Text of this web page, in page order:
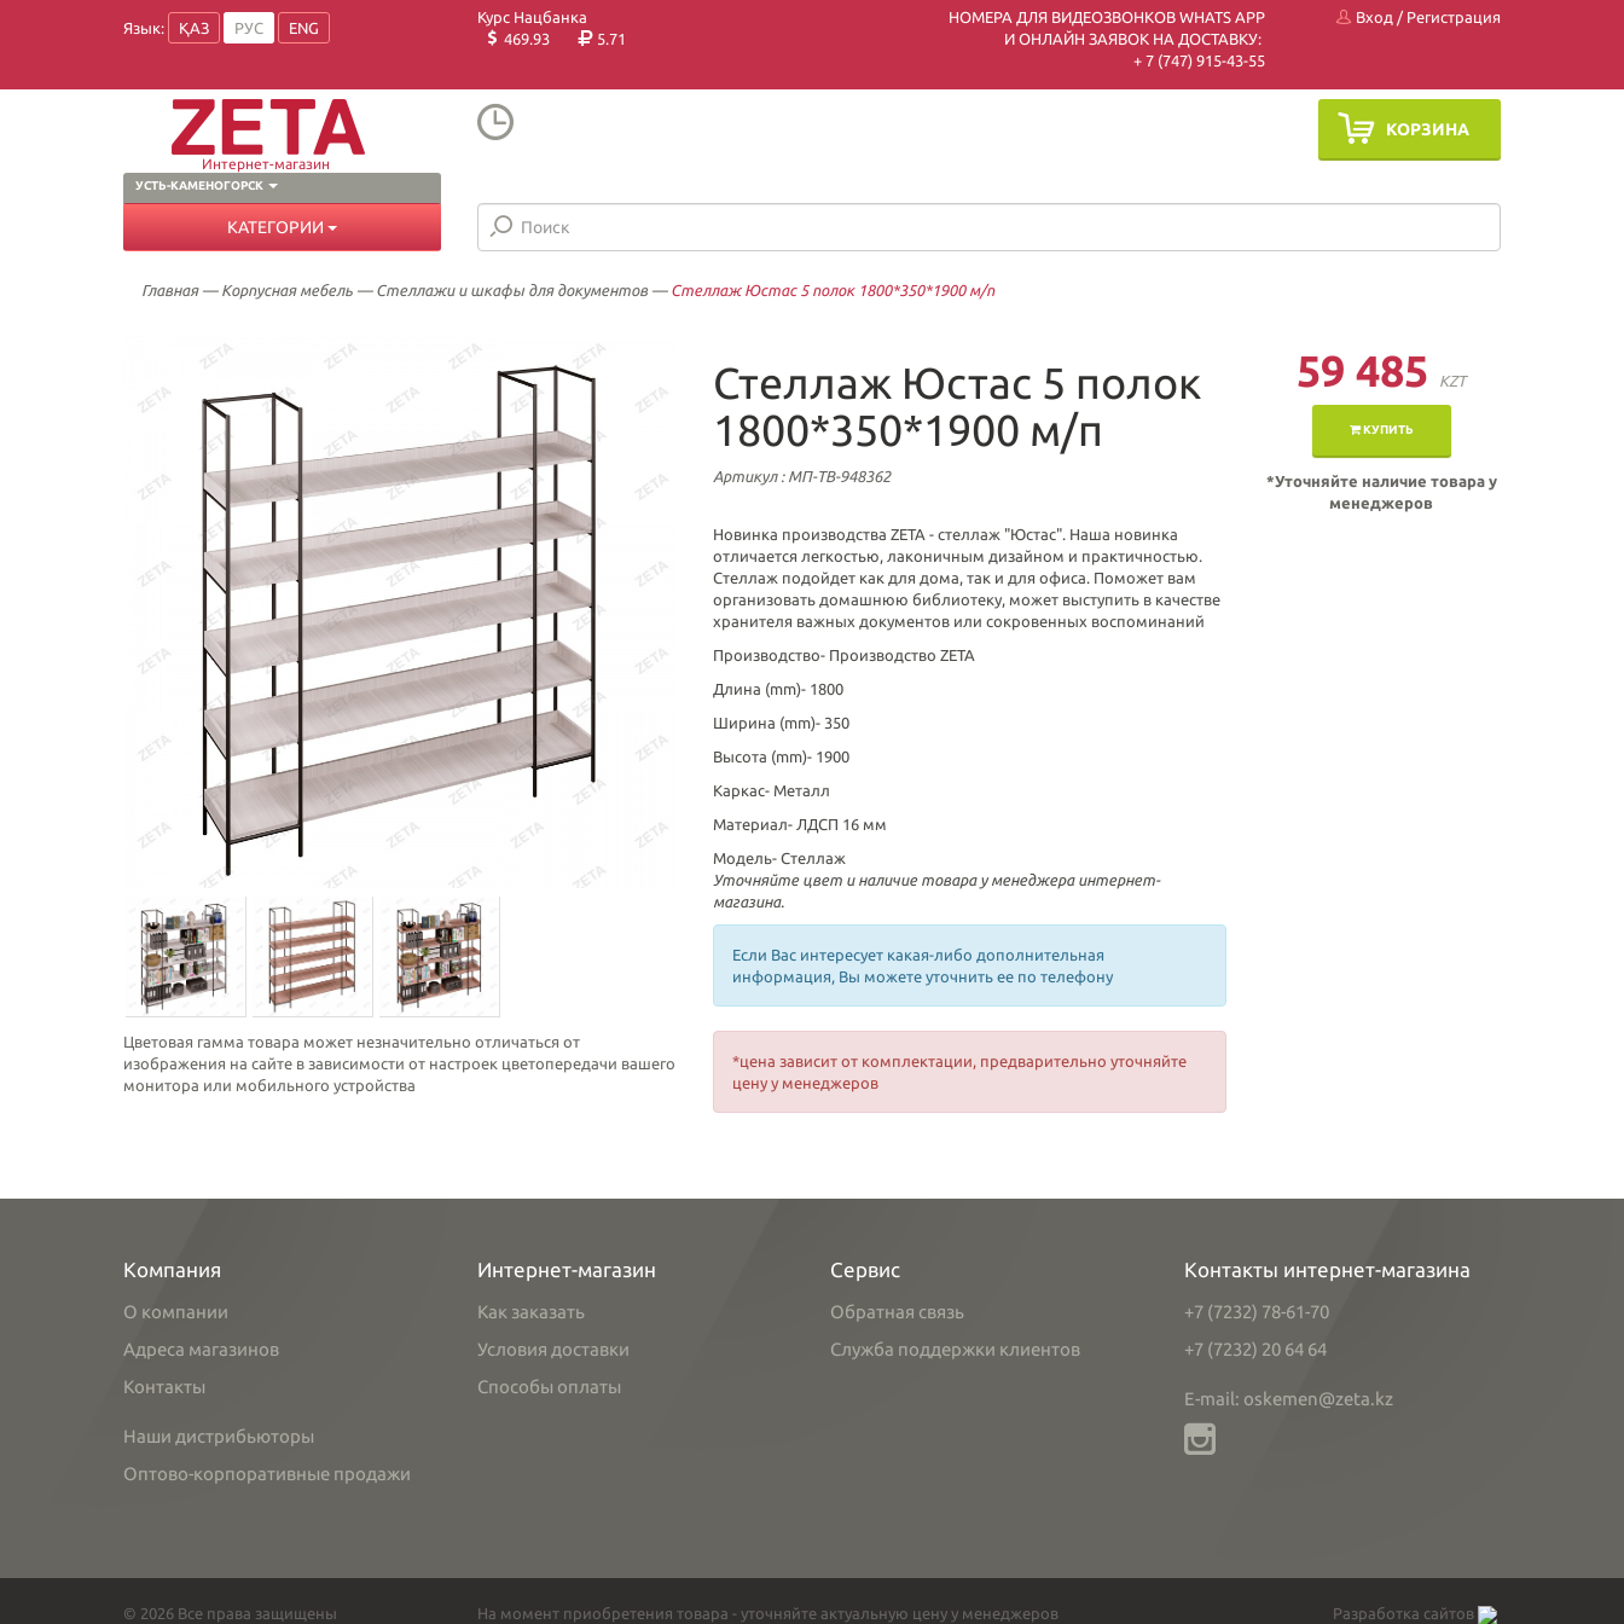
Язык: ҚАЗ РУС ENG
Курс Нацбанка
469.93
5.71
НОМЕРА ДЛЯ ВИДЕОЗВОНКОВ WHATS APP
И ОНЛАЙН ЗАЯВОК НА ДОСТАВКУ:
+ 7 (747) 915-43-55
Вход / Регистрация
УСТЬ-КАМЕНОГОРСК
Интернет-магазин
КОРЗИНА
КАТЕГОРИИ
Главная— Корпусная мебель — Стеллажи и шкафы для документов — Стеллаж Юстас 5 полок 1800*350*1900 м/п
Цветовая гамма товара может незначительно отличаться от
изображения на сайте в зависимости от настроек цветопередачи вашего
монитора или мобильного устройства
59 485 KZT
КУПИТЬ
*Уточняйте наличие товара у
менеджеров
Стеллаж Юстас 5 полок
1800*350*1900 м/п
Артикул: МП-ТВ-948362
Новинка производства ZETA - стеллаж "Юстас". Наша новинка
отличается легкостью, лаконичным дизайном и практичностью.
Стеллаж подойдет как для дома, так и для офиса. Поможет вам
организовать домашнюю библиотеку, может выступить в качестве
хранителя важных документов или сокровенных воспоминаний
Производство- Производство ZETA
Длина (mm)- 1800
Ширина (mm)- 350
Высота (mm)- 1900
Каркас- Металл
Материал- ЛДСП 16 мм
Модель- Стеллаж
Уточняйте цвет и наличие товара у менеджера интернет-
магазина.
Если Вас интересует какая-либо дополнительная
информация, Вы можете уточнить ее по телефону
*цена зависит от комплектации, предварительно уточняйте
цену у менеджеров
Компания
О компании
Адреса магазинов
Контакты
Наши дистрибьюторы
Оптово-корпоративные продажи
Интернет-магазин
Как заказать
Условия доставки
Способы оплаты
Сервис
Обратная связь
Служба поддержки клиентов
Контакты интернет-магазина
+7 (7232) 78-61-70
+7 (7232) 20 64 64
E-mail: oskemen@zeta.kz
© 2026 Все права защищены На момент приобретения товара - уточняйте актуальную цену у менеджеров Разработка сайтов